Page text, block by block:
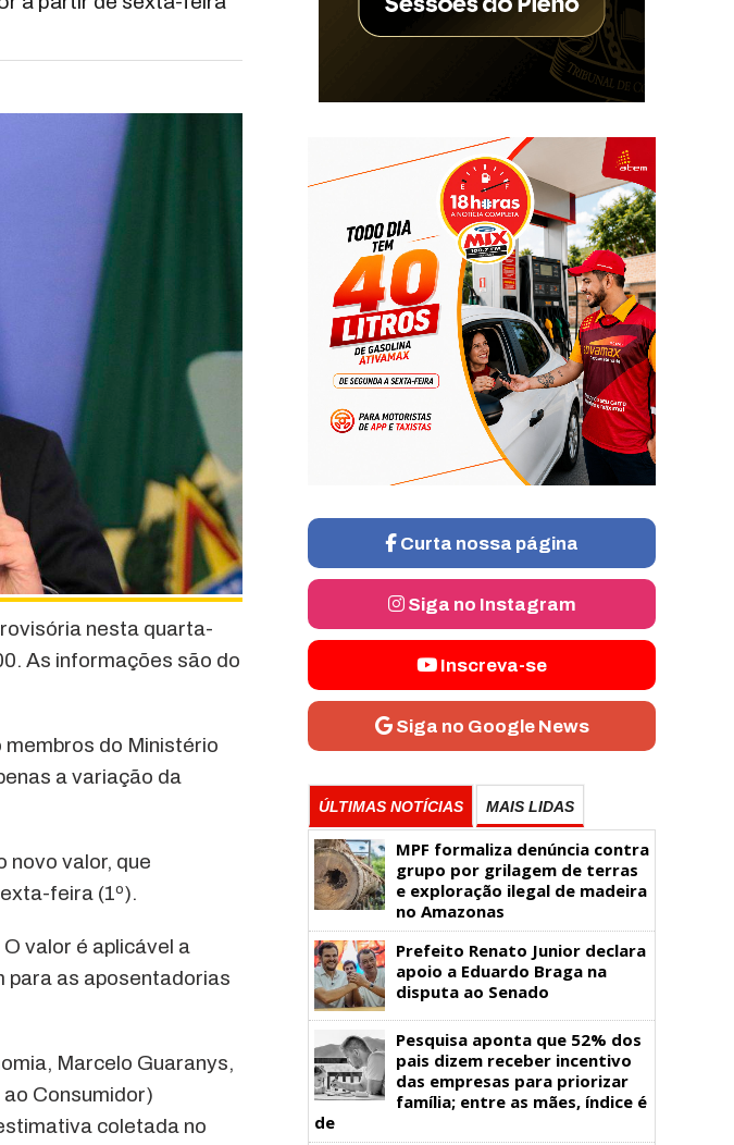
nesta quarta-
As informações são do
do Ministério
a variação da
novo valor, que
feira (1º).
valor é aplicável a
para as aposentadorias
Marcelo Guaranys,
Consumidor)
coletada no
Curta nossa página
Siga no Instagram
Inscreva-se
Siga no Google News
ÚLTIMAS NOTÍCIAS MAIS LIDAS
MPF formaliza denúncia contra
grupo por grilagem de terras
e exploração ilegal de madeira
no Amazonas
Prefeito Renato Junior declara
apoio a Eduardo Braga na
disputa ao Senado
Pesquisa aponta que 52% dos
pais dizem receber incentivo
das empresas para priorizar
família; entre as mães, índice é
de